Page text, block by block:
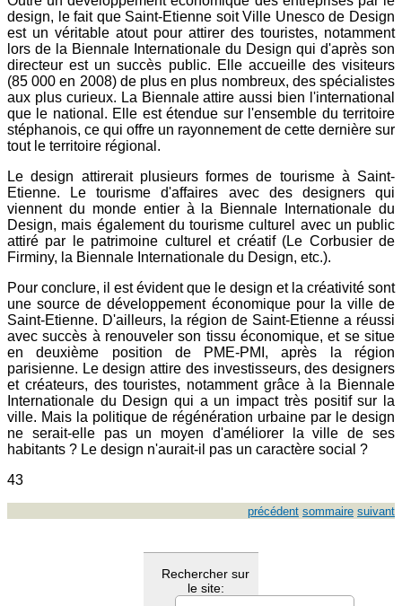
design, le fait que Saint-Etienne soit Ville Unesco de Design
est un véritable atout pour attirer des touristes, notamment
lors de la Biennale Internationale du Design qui d'après son
directeur est un succès public. Elle accueille des visiteurs
(85 000 en 2008) de plus en plus nombreux, des spécialistes
aux plus curieux. La Biennale attire aussi bien l'international
que le national. Elle est étendue sur l'ensemble du territoire
stéphanois, ce qui offre un rayonnement de cette dernière sur
tout le territoire régional.
Le design attirerait plusieurs formes de tourisme à Saint-
Etienne. Le tourisme d'affaires avec des designers qui
viennent du monde entier à la Biennale Internationale du
Design, mais également du tourisme culturel avec un public
attiré par le patrimoine culturel et créatif (Le Corbusier de
Firminy, la Biennale Internationale du Design, etc.).
Pour conclure, il est évident que le design et la créativité sont
une source de développement économique pour la ville de
Saint-Etienne. D'ailleurs, la région de Saint-Etienne a réussi
avec succès à renouveler son tissu économique, et se situe
en deuxième position de PME-PMI, après la région
parisienne. Le design attire des investisseurs, des designers
et créateurs, des touristes, notamment grâce à la Biennale
Internationale du Design qui a un impact très positif sur la
ville. Mais la politique de régénération urbaine par le design
ne serait-elle pas un moyen d'améliorer la ville de ses
habitants ? Le design n'aurait-il pas un caractère social ?
43
précédent sommaire suivant
Rechercher sur
le site: